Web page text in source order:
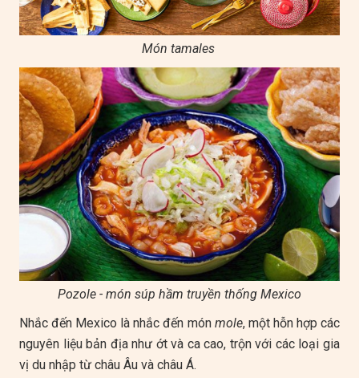
Món tamales
Pozole - món súp hầm truyền thống Mexico
Nhắc đến Mexico là nhắc đến món mole, một hỗn hợp các
nguyên liệu bản địa như ớt và ca cao, trộn với các loại gia
vị du nhập từ châu Âu và châu Á.